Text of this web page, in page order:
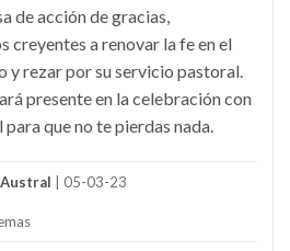
de acción de gracias,
creyentes a renovar la fe en el
y rezar por su servicio pastoral.
presente en la celebración con
que no te pierdas nada.
| 05-03-23